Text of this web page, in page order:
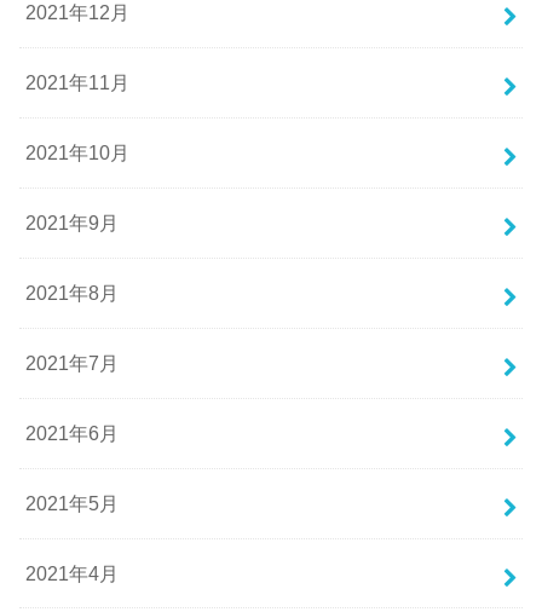
2021年12月
2021年11月
2021年10月
2021年9月
2021年8月
2021年7月
2021年6月
2021年5月
2021年4月